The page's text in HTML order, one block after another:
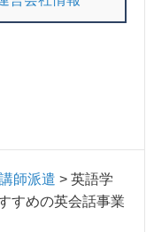
師派遣 > 英語学
すめの英会話事業